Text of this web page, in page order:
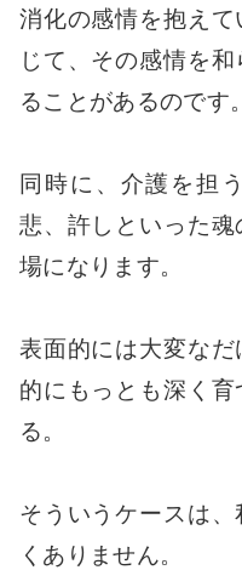
消化の感情を抱え
じて、その感情を
ることがあるのです。
同時に、介護を担
悲、許しといった
場になります。
表面的には大変な
的にもっとも深く
る。
そういうケースは
くありません。